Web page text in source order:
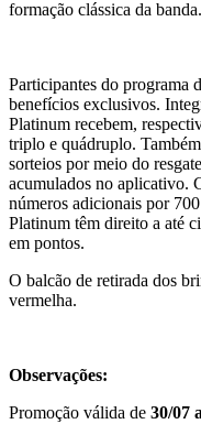
formação clássica da banda.
Participantes do programa
benefícios exclusivos.
Platinum recebem,
triplo e quádruplo.
sorteios por meio do
acumulados no aplicativo.
números adicionais por
Platinum têm direito a até
em pontos.
O balcão de retirada dos
vermelha.
Observações:
Promoção válida de 30/07